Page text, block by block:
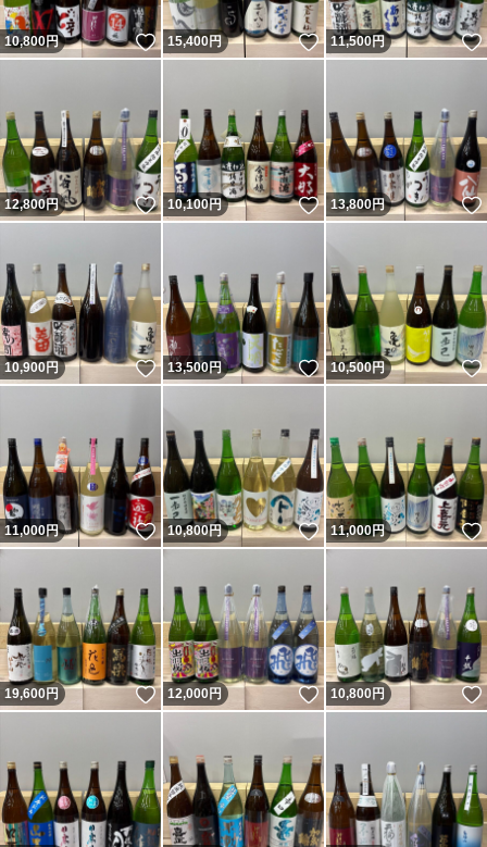
10,800円 いいね！
15,400円 いいね！
11,500円
12,800円 いいね！
10,100円 いいね！
13,800円
10,900円 いいね！
13,500円 いいね！
10,500円
11,000円 いいね！
10,800円 いいね！
11,000円
19,600円 いいね！
12,000円 いいね！
10,800円